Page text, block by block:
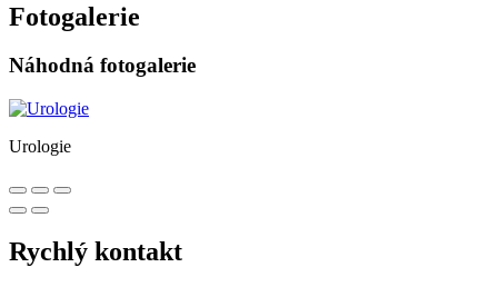
Fotogalerie
Náhodná fotogalerie
Urologie
Rychlý kontakt